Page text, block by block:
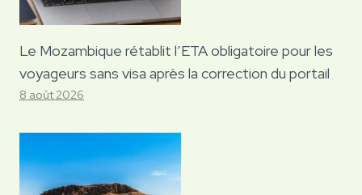
Le Mozambique rétablit l’ETA obligatoire pour les
voyageurs sans visa après la correction du portail
8 août 2026